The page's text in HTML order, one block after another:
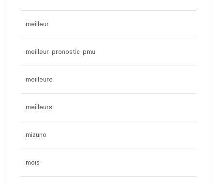
meilleur
meilleur pronostic pmu
meilleure
meilleurs
mizuno
mois